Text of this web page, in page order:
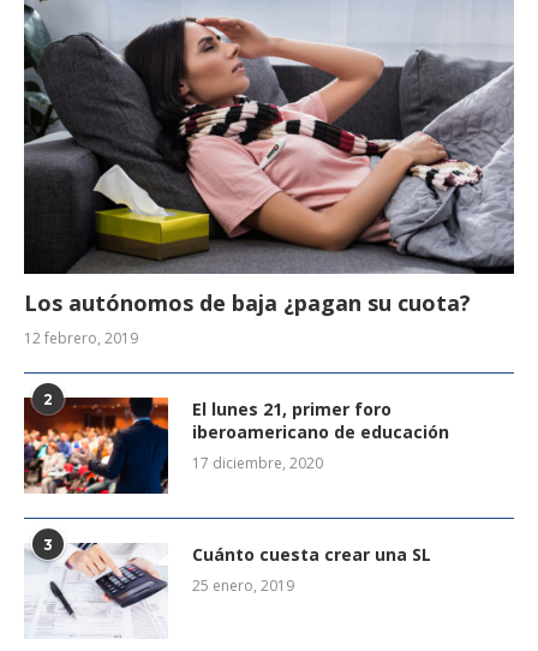
Los autónomos de baja ¿pagan su cuota?
12 febrero, 2019
2
El lunes 21, primer foro
iberoamericano de educación
17 diciembre, 2020
3 Cuánto cuesta crear una SL
25 enero, 2019